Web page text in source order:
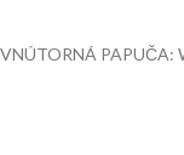
VNÚTORNÁ PAPUČA: